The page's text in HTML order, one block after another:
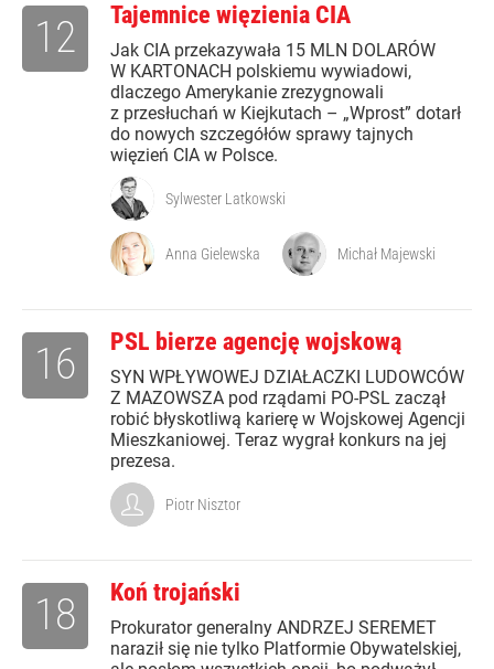
Tajemnice więzienia CIA
Jak CIA przekazywała 15 MLN DOLARÓW
W KARTONACH polskiemu wywiadowi,
dlaczego Amerykanie zrezygnowali
z przesłuchań w Kiejkutach – „Wprost” dotarł
do nowych szczegółów sprawy tajnych
więzień CIA w Polsce.
12
Sylwester Latkowski
Anna Gielewska Michał Majewski
PSL bierze agencję wojskową
SYN WPŁYWOWEJ DZIAŁACZKI LUDOWCÓW
Z MAZOWSZA pod rządami PO-PSL zaczął
robić błyskotliwą karierę w Wojskowej Agencji
Mieszkaniowej. Teraz wygrał konkurs na jej
prezesa.
16
Piotr Nisztor
Koń trojański
Prokurator generalny ANDRZEJ SEREMET
naraził się nie tylko Platformie Obywatelskiej,
18